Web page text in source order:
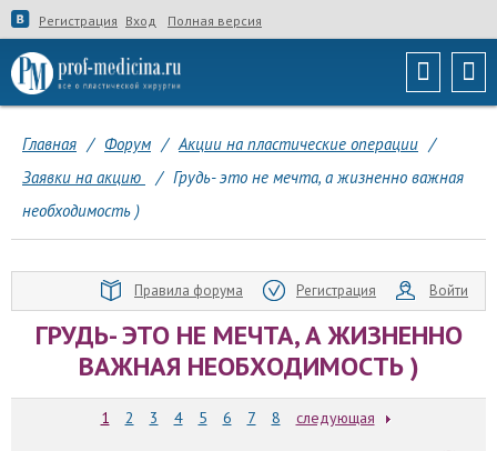
Регистрация Вход Полная версия
Главная / Форум / Акции на пластические операции /
Заявки на акцию
/ Грудь- это не мечта, а жизненно важная
необходимость )
Правила форума Регистрация Войти
ГРУДЬ- ЭТО НЕ МЕЧТА, А ЖИЗНЕННО
ВАЖНАЯ НЕОБХОДИМОСТЬ )
1 2 3 4 5 6 7 8
следующая